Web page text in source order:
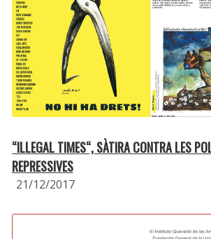
“ILLEGAL TIMES“, SÀTIRA CONTRA LES
REPRESSIVES
21/12/2017